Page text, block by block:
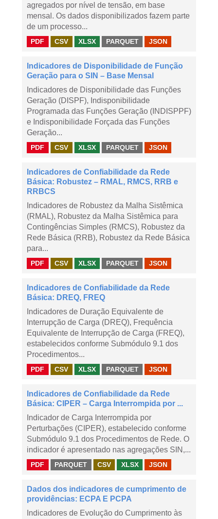
agregados por nível de tensão, em base
mensal. Os dados disponibilizados fazem parte
de um processo...
PDF CSV XLSX PARQUET JSON
Indicadores de Disponibilidade de Função
Geração para o SIN – Base Mensal
Indicadores de Disponibilidade das Funções
Geração (DISPF), Indisponibilidade
Programada das Funções Geração (INDISPPF)
e Indisponibilidade Forçada das Funções
Geração...
PDF CSV XLSX PARQUET JSON
Indicadores de Confiabilidade da Rede
Básica: Robustez – RMAL, RMCS, RRB e
RRBCS
Indicadores de Robustez da Malha Sistêmica
(RMAL), Robustez da Malha Sistêmica para
Contingências Simples (RMCS), Robustez da
Rede Básica (RRB), Robustez da Rede Básica
para...
PDF CSV XLSX PARQUET JSON
Indicadores de Confiabilidade da Rede
Básica: DREQ, FREQ
Indicadores de Duração Equivalente de
Interrupção de Carga (DREQ), Frequência
Equivalente de Interrupção de Carga (FREQ),
estabelecidos conforme Submódulo 9.1 dos
Procedimentos...
PDF CSV XLSX PARQUET JSON
Indicadores de Confiabilidade da Rede
Básica: CIPER – Carga Interrompida por ...
Indicador de Carga Interrompida por
Perturbações (CIPER), estabelecido conforme
Submódulo 9.1 dos Procedimentos de Rede. O
indicador é apresentado nas agregações SIN,...
PDF PARQUET CSV XLSX JSON
Dados dos indicadores de cumprimento de
providências: ECPA E PCPA
Indicadores de Evolução do Cumprimento às